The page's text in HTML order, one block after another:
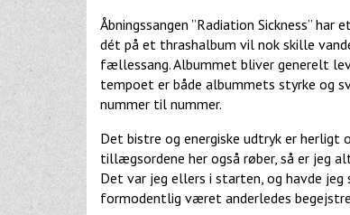
Åbningssangen ”Radiation Sickness”
dét på et thrashalbum vil nok skille
fællessang. Albummet bliver generelt
tempoet er både albummets styrke og
nummer til nummer.
Det bistre og energiske udtryk er herligt
tillægsordene her også røber, så er jeg
Det var jeg ellers i starten, og havde
formodentlig været anderledes